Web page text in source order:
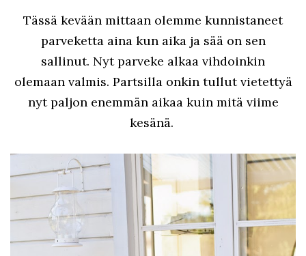
Tässä kevään mittaan olemme kunnistaneet
parveketta aina kun aika ja sää on sen
sallinut. Nyt parveke alkaa vihdoinkin
olemaan valmis. Partsilla onkin tullut vietettyä
nyt paljon enemmän aikaa kuin mitä viime
kesänä.